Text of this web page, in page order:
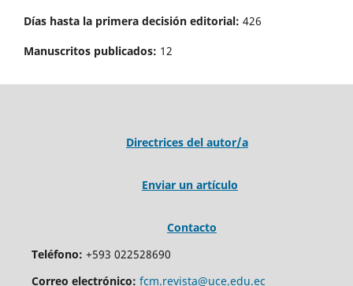
Días hasta la primera decisión editorial: 426
Manuscritos publicados: 12
Directrices del autor/a
Enviar un artículo
Contacto
Teléfono: +593 022528690
Correo electrónico: fcm.revista@uce.edu.ec